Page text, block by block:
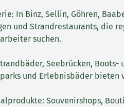
In Binz, Sellin, Göhren,
und Strandrestaurants, die
suchen.
Seebrücken,
und Erlebnisbäder bieten
Souvenirshops,